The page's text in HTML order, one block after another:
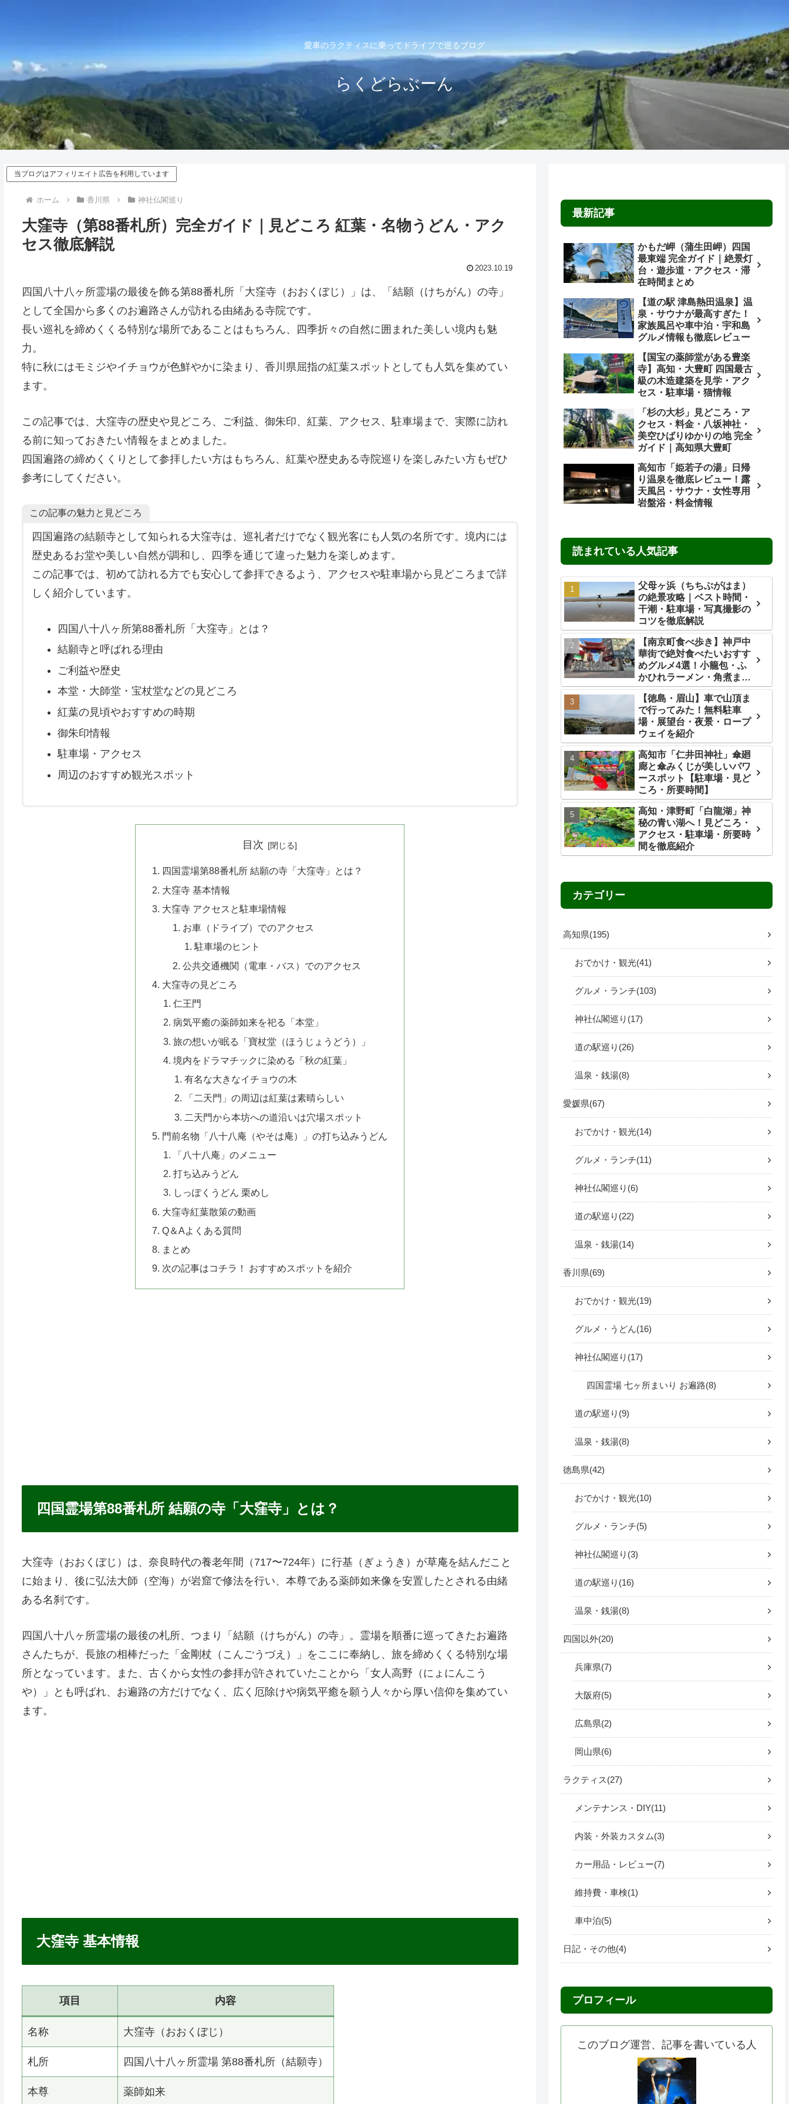
愛車のラクティスに乗ってドライブで巡るブログ
らくどらぶーん
当ブログはアフィリエイト広告を利用しています
ホーム 香川県 神社仏閣巡り
大窪寺（第88番札所）完全ガイド｜見どころ 紅葉・名物うどん・アク
セス徹底解説
2023.10.19
四国八十八ヶ所霊場の最後を飾る第88番札所「大窪寺（おおくぼじ）」は、「結願（けちがん）の寺」
として全国から多くのお遍路さんが訪れる由緒ある寺院です。
長い巡礼を締めくくる特別な場所であることはもちろん、四季折々の自然に囲まれた美しい境内も魅
力。
特に秋にはモミジやイチョウが色鮮やかに染まり、香川県屈指の紅葉スポットとしても人気を集めてい
ます。
この記事では、大窪寺の歴史や見どころ、ご利益、御朱印、紅葉、アクセス、駐車場まで、実際に訪れ
る前に知っておきたい情報をまとめました。
四国遍路の締めくくりとして参拝したい方はもちろん、紅葉や歴史ある寺院巡りを楽しみたい方もぜひ
参考にしてください。
この記事の魅力と見どころ
四国遍路の結願寺として知られる大窪寺は、巡礼者だけでなく観光客にも人気の名所です。境内には
歴史あるお堂や美しい自然が調和し、四季を通じて違った魅力を楽しめます。
この記事では、初めて訪れる方でも安心して参拝できるよう、アクセスや駐車場から見どころまで詳
しく紹介しています。
四国八十八ヶ所第88番札所「大窪寺」とは？
結願寺と呼ばれる理由
ご利益や歴史
本堂・大師堂・宝杖堂などの見どころ
紅葉の見頃やおすすめの時期
御朱印情報
駐車場・アクセス
周辺のおすすめ観光スポット
目次
四国霊場第88番札所 結願の寺「大窪寺」とは？
大窪寺 基本情報
大窪寺 アクセスと駐車場情報
お車（ドライブ）でのアクセス
駐車場のヒント
公共交通機関（電車・バス）でのアクセス
大窪寺の見どころ
仁王門
病気平癒の薬師如来を祀る「本堂」
旅の想いが眠る「寶杖堂（ほうじょうどう）」
境内をドラマチックに染める「秋の紅葉」
有名な大きなイチョウの木
「二天門」の周辺は紅葉は素晴らしい
二天門から本坊への道沿いは穴場スポット
門前名物「八十八庵（やそは庵）」の打ち込みうどん
「八十八庵」のメニュー
打ち込みうどん
しっぽくうどん 栗めし
大窪寺紅葉散策の動画
Q＆Aよくある質問
まとめ
次の記事はコチラ！ おすすめスポットを紹介
四国霊場第88番札所 結願の寺「大窪寺」とは？
大窪寺（おおくぼじ）は、奈良時代の養老年間（717〜724年）に行基（ぎょうき）が草庵を結んだこと
に始まり、後に弘法大師（空海）が岩窟で修法を行い、本尊である薬師如来像を安置したとされる由緒
ある名刹です。
四国八十八ヶ所霊場の最後の札所、つまり「結願（けちがん）の寺」。霊場を順番に巡ってきたお遍路
さんたちが、長旅の相棒だった「金剛杖（こんごうづえ）」をここに奉納し、旅を締めくくる特別な場
所となっています。また、古くから女性の参拝が許されていたことから「女人高野（にょにんこう
や）」とも呼ばれ、お遍路の方だけでなく、広く厄除けや病気平癒を願う人々から厚い信仰を集めてい
ます。
大窪寺 基本情報
項目 内容
名称 大窪寺（おおくぼじ）
札所 四国八十八ヶ所霊場 第88番札所（結願寺）
本尊 薬師如来
最新記事
かもだ岬（蒲生田岬）四国
最東端 完全ガイド｜絶景灯
台・遊歩道・アクセス・滞
在時間まとめ
【道の駅 津島熱田温泉】温
泉・サウナが最高すぎた！
家族風呂や車中泊・宇和島
グルメ情報も徹底レビュー
【国宝の薬師堂がある豊楽
寺】高知・大豊町 四国最古
級の木造建築を見学・アク
セス・駐車場・猫情報
「杉の大杉」見どころ・ア
クセス・料金・八坂神社・
美空ひばりゆかりの地 完全
ガイド｜高知県大豊町
高知市「姫若子の湯」日帰
り温泉を徹底レビュー！露
天風呂・サウナ・女性専用
岩盤浴・料金情報
読まれている人気記事
父母ヶ浜（ちちぶがはま）
の絶景攻略｜ベスト時間・
干潮・駐車場・写真撮影の
コツを徹底解説
【南京町食べ歩き】神戸中
華街で絶対食べたいおすす
めグルメ4選！小籠包・ふ
かひれラーメン・角煮ま
ん・ごま団子を実食レビュ
ー
【徳島・眉山】車で山頂ま
で行ってみた！無料駐車
場・展望台・夜景・ロープ
ウェイを紹介
高知市「仁井田神社」傘廻
廊と傘みくじが美しいパワ
ースポット【駐車場・見ど
ころ・所要時間】
高知・津野町「白龍湖」神
秘の青い湖へ！見どころ・
アクセス・駐車場・所要時
間を徹底紹介
カテゴリー
高知県 195
おでかけ・観光 41
グルメ・ランチ 103
神社仏閣巡り 17
道の駅巡り 26
温泉・銭湯 8
愛媛県 67
おでかけ・観光 14
グルメ・ランチ 11
神社仏閣巡り 6
道の駅巡り 22
温泉・銭湯 14
香川県 69
おでかけ・観光 19
グルメ・うどん 16
神社仏閣巡り 17
四国霊場 七ヶ所まいり お遍路 8
道の駅巡り 9
温泉・銭湯 8
徳島県 42
おでかけ・観光 10
グルメ・ランチ 5
神社仏閣巡り 3
道の駅巡り 16
温泉・銭湯 8
四国以外 20
兵庫県 7
大阪府 5
広島県 2
岡山県 6
ラクティス 27
メンテナンス・DIY 11
内装・外装カスタム 3
カー用品・レビュー 7
維持費・車検 1
車中泊 5
日記・その他 4
プロフィール
このブログ運営、記事を書いている人